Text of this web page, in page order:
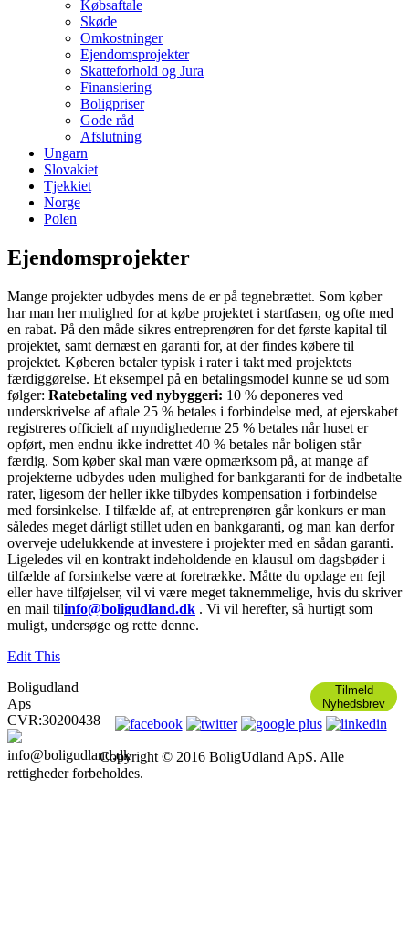
Købsaftale
Skøde
Omkostninger
Ejendomsprojekter
Skatteforhold og Jura
Finansiering
Boligpriser
Gode råd
Afslutning
Ungarn
Slovakiet
Tjekkiet
Norge
Polen
Ejendomsprojekter
Mange projekter udbydes mens de er på tegnebrættet. Som køber
har man her mulighed for at købe projektet i startfasen, og ofte med
en rabat. På den måde sikres entreprenøren for det første kapital til
projektet, samt dernæst en garanti for, at der findes købere til
projektet. Køberen betaler typisk i rater i takt med projektets
færdiggørelse. Et eksempel på en betalingsmodel kunne se ud som
følger: Ratebetaling ved nybyggeri: 10 % deponeres ved
underskrivelse af aftale 25 % betales i forbindelse med, at ejerskabet
registreres officielt af myndighederne 25 % betales når huset er
opført, men endnu ikke indrettet 40 % betales når boligen står
færdig. Som køber skal man være opmærksom på, at mange af
projekterne udbydes uden mulighed for bankgaranti for de indbetalte
rater, ligesom der heller ikke tilbydes kompensation i forbindelse
med forsinkelse. I tilfælde af, at entreprenøren går konkurs er man
således meget dårligt stillet uden en bankgaranti, og man kan derfor
overveje udelukkende at investere i projekter med en sådan garanti.
Ligeledes vil en kontrakt indeholdende en klausul om dagsbøder i
tilfælde af forsinkelse være at foretrække. Måtte du opdage en fejl
eller have tilføjelser, vil vi være meget taknemmelige, hvis du skriver
en mail tilinfo@boligudland.dk . Vi vil herefter, så hurtigt som
muligt, undersøge og rette denne.
Edit This
Boligudland
Aps
CVR:30200438
info@boligudland.dk
Tilmeld
Nyhedsbrev
Copyright © 2016 BoligUdland ApS. Alle
rettigheder forbeholdes.